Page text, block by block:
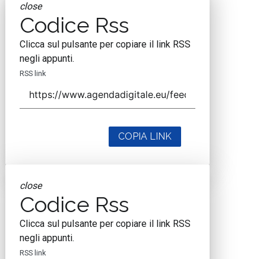
close
Codice Rss
Clicca sul pulsante per copiare il link RSS
negli appunti.
RSS link
COPIA LINK
close
Codice Rss
Clicca sul pulsante per copiare il link RSS
negli appunti.
RSS link